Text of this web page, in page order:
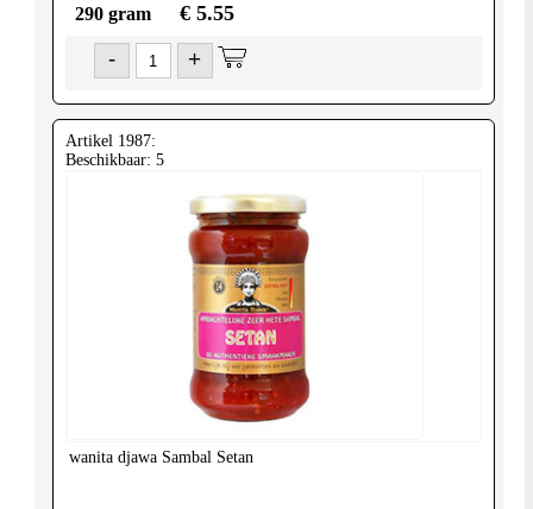
290 gram € 5.55
- +
Artikel 1987:
Beschikbaar: 5
wanita djawa Sambal Setan